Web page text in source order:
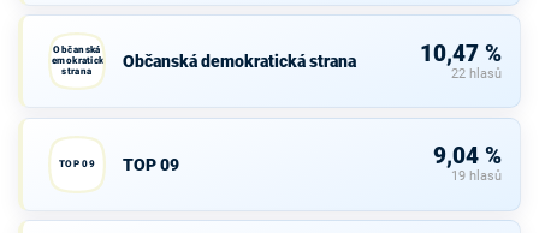
Občanská
demokratická
strana
Občanská demokratická strana 10,47 %
22 hlasů
TOP 09 TOP 09 9,04 %
19 hlasů